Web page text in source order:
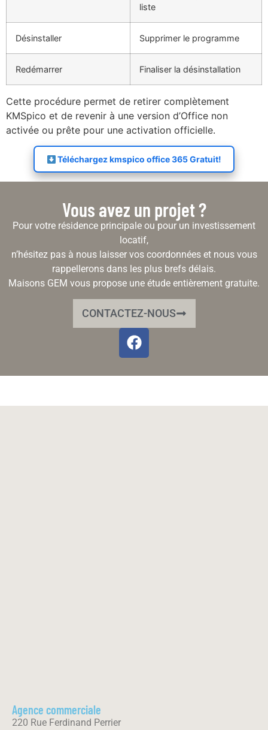
liste
Désinstaller Supprimer le programme
Redémarrer Finaliser la désinstallation
Cette procédure permet de retirer complètement
KMSpico et de revenir à une version d’Office non
activée ou prête pour une activation officielle.
Téléchargez kmspico office 365 Gratuit!
Vous avez un projet ?
Pour votre résidence principale ou pour un investissement
locatif,
n’hésitez pas à nous laisser vos coordonnées et nous vous
rappellerons dans les plus brefs délais.
Maisons GEM vous propose une étude entièrement gratuite.
CONTACTEZ-NOUS
Agence commerciale
220 Rue Ferdinand Perrier